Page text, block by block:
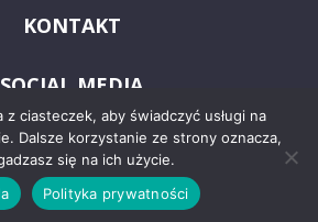
KONTAKT
SOCIAL MEDIA
z ciasteczek, aby świadczyć usługi na
Dalsze korzystanie ze strony oznacza,
się na ich użycie.
Polityka prywatności